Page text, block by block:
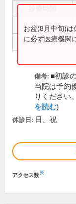
8:30～12:30
14:30～17:30
お盆(8月中旬)は
に必ず医療機関
備考: ■初診
当院は予約
りください
を読む)
休診日: 日、祝
アクセス数※